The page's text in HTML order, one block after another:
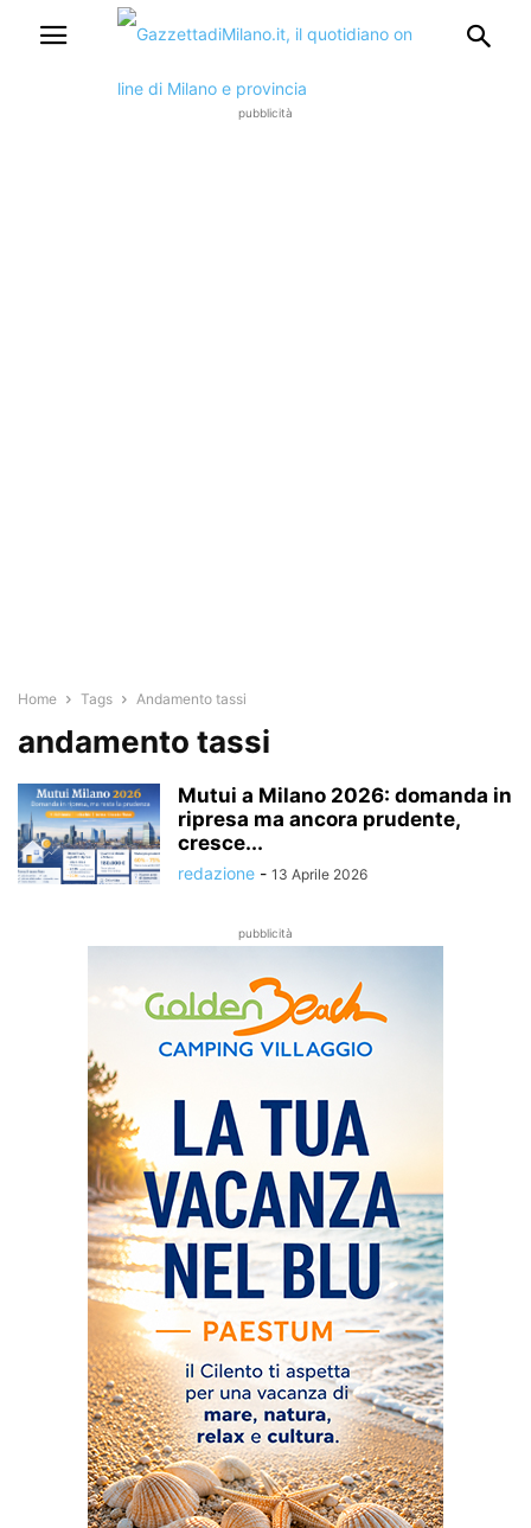
pubblicità
Home Tags Andamento tassi
andamento tassi
Mutui a Milano 2026: domanda in
ripresa ma ancora prudente,
cresce...
redazione - 13 Aprile 2026
pubblicità